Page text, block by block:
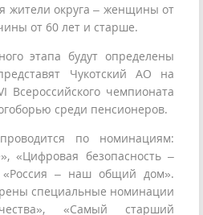
жители округа – женщины от
от 60 лет и старше.
этапа будут определены
Чукотский АО на
Всероссийского чемпионата
среди пенсионеров.
по номинациям:
«Цифровая безопасность –
«Россия – наш общий дом».
специальные номинации
«Самый старший